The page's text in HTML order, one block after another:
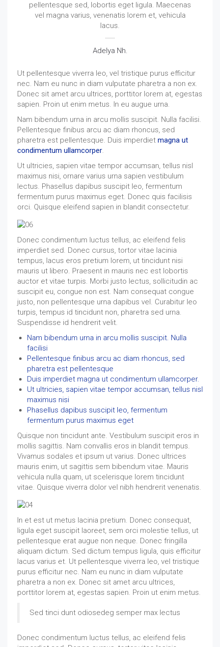
pellentesque sed, lobortis eget ligula. Maecenas
vel magna varius, venenatis lorem et, vehicula
lacus.
Adelya Nh.
Ut pellentesque viverra leo, vel tristique purus efficitur
nec. Nam eu nunc in diam vulputate pharetra a non ex.
Donec sit amet arcu ultrices, porttitor lorem at, egestas
sapien. Proin ut enim metus. In eu augue urna.
Nam bibendum urna in arcu mollis suscipit. Nulla facilisi.
Pellentesque finibus arcu ac diam rhoncus, sed
pharetra est pellentesque. Duis imperdiet magna ut
condimentum ullamcorper.
Ut ultricies, sapien vitae tempor accumsan, tellus nisl
maximus nisi, ornare varius urna sapien vestibulum
lectus. Phasellus dapibus suscipit leo, fermentum
fermentum purus maximus eget. Donec quis facilisis
orci. Quisque eleifend sapien in blandit consectetur.
Donec condimentum luctus tellus, ac eleifend felis
imperdiet sed. Donec cursus, tortor vitae lacinia
tempus, lacus eros pretium lorem, ut tincidunt nisi
mauris ut libero. Praesent in mauris nec est lobortis
auctor et vitae turpis. Morbi justo lectus, sollicitudin ac
suscipit eu, congue non est. Nam consequat congue
justo, non pellentesque urna dapibus vel. Curabitur leo
turpis, tempus id tincidunt non, pharetra sed urna.
Suspendisse id hendrerit velit.
Nam bibendum urna in arcu mollis suscipit. Nulla
facilisi
Pellentesque finibus arcu ac diam rhoncus, sed
pharetra est pellentesque
Duis imperdiet magna ut condimentum ullamcorper.
Ut ultricies, sapien vitae tempor accumsan, tellus nisl
maximus nisi
Phasellus dapibus suscipit leo, fermentum
fermentum purus maximus eget
Quisque non tincidunt ante. Vestibulum suscipit eros in
mollis sagittis. Nam convallis eros in blandit tempus.
Vivamus sodales et ipsum ut varius. Donec ultrices
mauris enim, ut sagittis sem bibendum vitae. Mauris
vehicula nulla quam, ut scelerisque lorem tincidunt
vitae. Quisque viverra dolor vel nibh hendrerit venenatis.
In et est ut metus lacinia pretium. Donec consequat,
ligula eget suscipit laoreet, sem orci molestie tellus, ut
pellentesque erat augue non neque. Donec fringilla
aliquam dictum. Sed dictum tempus ligula, quis efficitur
lacus varius et. Ut pellentesque viverra leo, vel tristique
purus efficitur nec. Nam eu nunc in diam vulputate
pharetra a non ex. Donec sit amet arcu ultrices,
porttitor lorem at, egestas sapien. Proin ut enim metus.
Sed tinci dunt odiosedeg semper max lectus
Donec condimentum luctus tellus, ac eleifend felis